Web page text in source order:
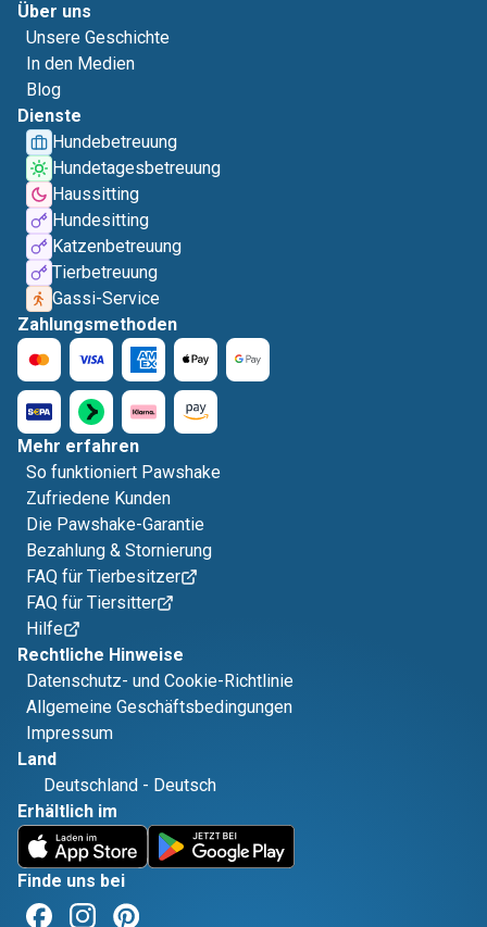
Über uns
Unsere Geschichte
In den Medien
Blog
Dienste
Hundebetreuung
Hundetagesbetreuung
Haussitting
Hundesitting
Katzenbetreuung
Tierbetreuung
Gassi-Service
Zahlungsmethoden
Mehr erfahren
So funktioniert Pawshake
Zufriedene Kunden
Die Pawshake-Garantie
Bezahlung & Stornierung
FAQ für Tierbesitzer
FAQ für Tiersitter
Hilfe
Rechtliche Hinweise
Datenschutz- und Cookie-Richtlinie
Allgemeine Geschäftsbedingungen
Impressum
Land
Deutschland - Deutsch
Erhältlich im
Finde uns bei